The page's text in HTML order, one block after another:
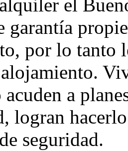
el
garantía
por lo tanto
a
logran
seguridad.